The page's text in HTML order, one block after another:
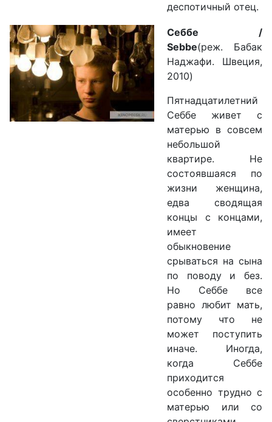
деспотичный отец.
Себбе /
Sebbe(реж. Бабак
Наджафи. Швеция,
2010)
Пятнадцатилетний
Себбе живет с
матерью в совсем
небольшой
квартире. Не
состоявшаяся по
жизни женщина,
едва сводящая
концы с концами,
имеет
обыкновение
срываться на сына
по поводу и без.
Но Себбе все
равно любит мать,
потому что не
может поступить
иначе. Иногда,
когда Себбе
приходится
особенно трудно с
матерью или со